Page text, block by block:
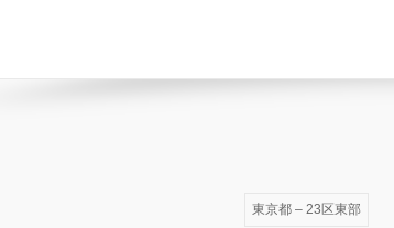
東京都 – 23区東部